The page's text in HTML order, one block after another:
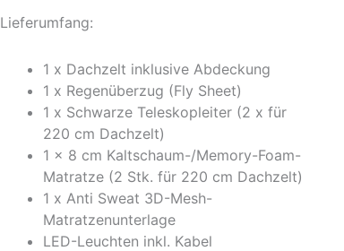
Lieferumfang:
1 x Dachzelt inklusive Abdeckung
1 x Regenüberzug (Fly Sheet)
1 x Schwarze Teleskopleiter (2 x für
220 cm Dachzelt)
1 × 8 cm Kaltschaum-/Memory-Foam-
Matratze (2 Stk. für 220 cm Dachzelt)
1 x Anti Sweat 3D-Mesh-
Matratzenunterlage
LED-Leuchten inkl. Kabel